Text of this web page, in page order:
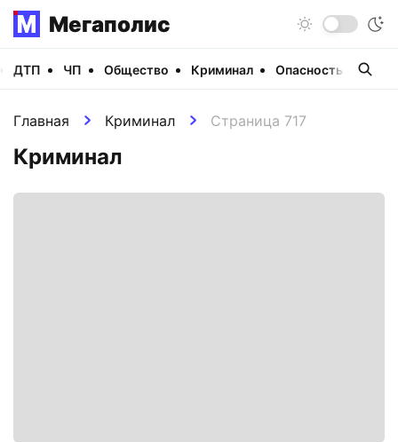
Мегаполис
ДТП ЧП Общество Криминал Опасность
Главная Криминал Страница 717
Криминал